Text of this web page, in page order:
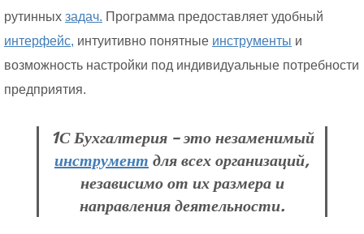
рутинных задач. Программа предоставляет удобный
интерфейс, интуитивно понятные инструменты и
возможность настройки под индивидуальные потребности
предприятия.
1С Бухгалтерия – это незаменимый
инструмент для всех организаций,
независимо от их размера и
направления деятельности.